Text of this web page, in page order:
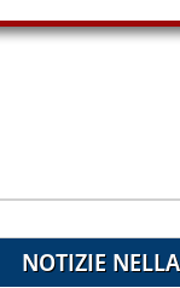
NOTIZIE